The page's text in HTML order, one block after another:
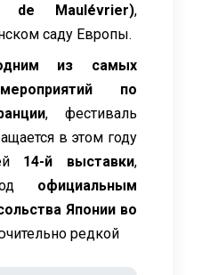
de Maulévrier),
саду Европы.
из самых
по
, фестиваль
в этом году
14-й выставки,
официальным
Японии во
редкой